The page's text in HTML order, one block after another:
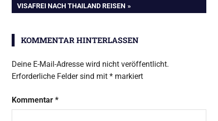
BEITRAG:
VISAFREI NACH THAILAND REISEN
KOMMENTAR HINTERLASSEN
Deine E-Mail-Adresse wird nicht veröffentlicht.
Erforderliche Felder sind mit * markiert
Kommentar *